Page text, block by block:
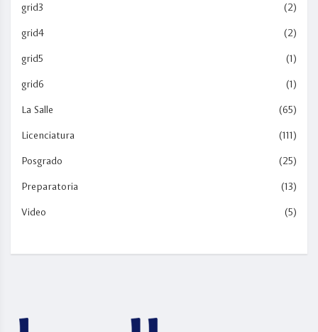
grid3 (2)
grid4 (2)
grid5 (1)
grid6 (1)
La Salle (65)
Licenciatura (111)
Posgrado (25)
Preparatoria (13)
Video (5)